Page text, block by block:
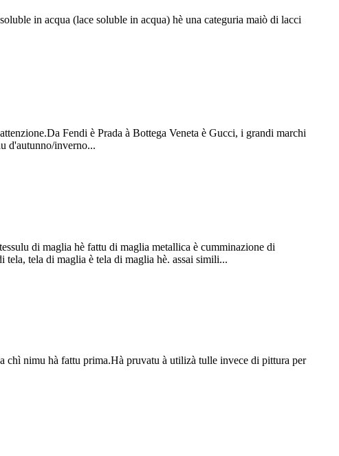
in acqua (lace soluble in acqua) hè una categuria maiò di lacci
Fendi è Prada à Bottega Veneta è Gucci, i grandi marchi
d'autunno/inverno...
di maglia hè fattu di maglia metallica è cumminazione di
tela di maglia è tela di maglia hè. assai simili...
chì nimu hà fattu prima.Hà pruvatu à utilizà tulle invece di pittura per